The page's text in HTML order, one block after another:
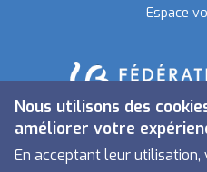
Espace
Nous utilisons des
améliorer votre
En acceptant leur utilisation,